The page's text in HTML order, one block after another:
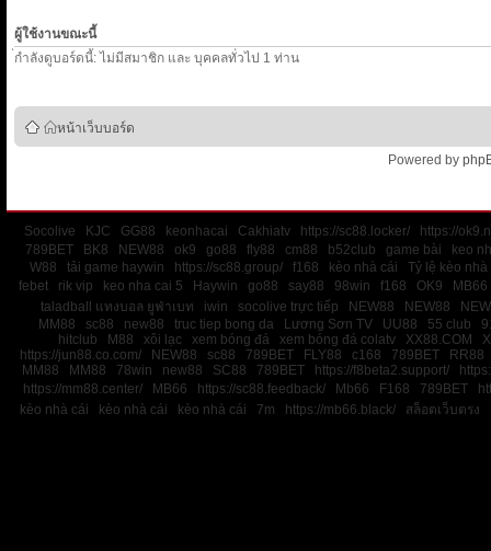
ผู้ใช้งานขณะนี้
่กำลังดูบอร์ดนี้: ไม่มีสมาชิก และ บุคคลทั่วไป 1 ท่าน
หน้าเว็บบอร์ด
Powered by
Socolive KJC GG88 keonhacai Cakhiatv https://sc88.locker/
https://
789BET
BK8 NEW88 ok9 go88 fly88 cm88 b52club game bài
keo
W88
tải game haywin https://sc88.group/ f168 kèo nhà cái
Tỷ lệ kèo nhà
febet
rik vip keo nha cai 5 Haywin go88 say88 98win f168 OK9
MB66
taladball แทงบอล ยูฟ่าเบท
iwin socolive trực tiếp NEW88 NEW88
MM88
sc88 new88 truc tiep bong da Lương Sơn TV UU88 55 club
hitclub
M88 xôi lạc xem bóng đá xem bóng đá colatv XX88.COM
https://jun88.co.com/
NEW88 sc88 789BET FLY88 c168 789BET
RR88
MM88
MM88 78win new88 SC88 789BET https://f8beta2.support/
https://mm88.center/
MB66 https://sc88.feedback/ Mb66 F168 789BET
kèo nhà cái
kèo nhà cái kèo nhà cái 7m https://mb66.black/ สล็อตเว็บตรง